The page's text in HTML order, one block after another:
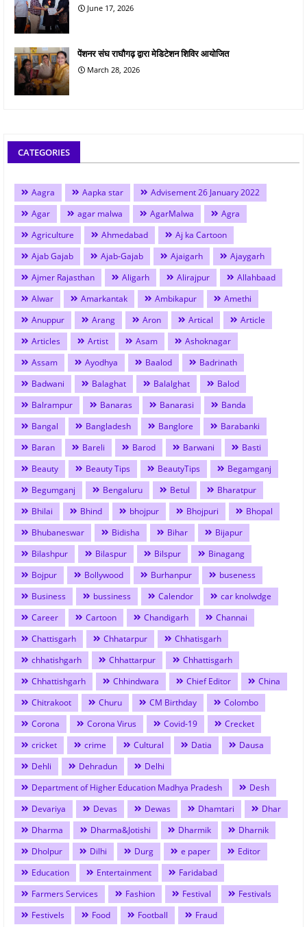
June 17, 2026
पेंशनर संघ राघौगढ़ द्वारा मेडिटेशन शिविर आयोजित
March 28, 2026
CATEGORIES
Aagra Aapka star
Advisement 26 January 2022
Agar
agar malwa AgarMalwa
Agra
Agriculture
Ahmedabad
Aj ka Cartoon
Ajab Gajab
Ajab-Gajab Ajaigarh
Ajaygarh
Ajmer Rajasthan
Aligarh Alirajpur
Allahbaad
Alwar
Amarkantak Ambikapur
Amethi
Anuppur
Arang Aron Artical
Article
Articles
Artist Asam
Ashoknagar
Assam
Ayodhya Baalod
Badrinath
Badwani
Balaghat Balalghat
Balod
Balrampur
Banaras Banarasi
Banda
Bangal
Bangladesh Banglore
Barabanki
Baran
Bareli Barod Barwani
Basti
Beauty
Beauty Tips BeautyTips
Begamganj
Begumganj
Bengaluru Betul
Bharatpur
Bhilai
Bhind bhojpur Bhojpuri
Bhopal
Bhubaneswar
Bidisha Bihar
Bijapur
Bilashpur
Bilaspur Bilspur
Binagang
Bojpur
Bollywood Burhanpur
buseness
Business
bussiness Calendor
car knolwdge
Career
Cartoon Chandigarh
Channai
Chattisgarh
Chhatarpur
Chhatisgarh
chhatishgarh
Chhattarpur
Chhattisgarh
Chhattishgarh
Chhindwara Chief Editor
China
Chitrakoot
Churu CM Birthday
Colombo
Corona
Corona Virus Covid-19
Crecket
cricket
crime Cultural Datia
Dausa
Dehli
Dehradun
Delhi
Department of Higher Education Madhya Pradesh
Desh
Devariya
Devas Dewas Dhamtari
Dhar
Dharma
Dharma&Jotishi Dharmik
Dharnik
Dholpur
Dilhi Durg e paper
Editor
Education
Entertainment
Faridabad
Farmers Services
Fashion Festival
Festivals
Festivels
Food Football Fraud